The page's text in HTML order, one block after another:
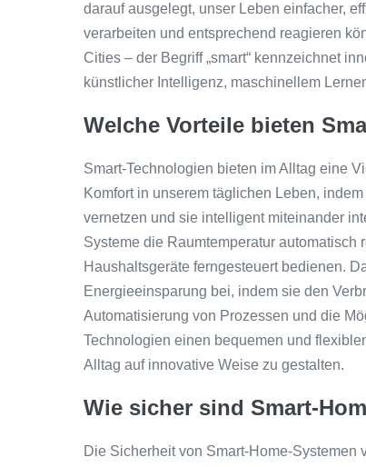
darauf ausgelegt, unser Leben einfacher,
verarbeiten und entsprechend reagieren
Cities – der Begriff „smart“ kennzeichnet
künstlicher Intelligenz, maschinellem
Welche Vorteile bieten
Smart-Technologien bieten im Alltag eine
Komfort in unserem täglichen Leben,
vernetzen und sie intelligent miteinander
Systeme die Raumtemperatur
Haushaltsgeräte ferngesteuert bedienen.
Energieeinsparung bei, indem sie den
Automatisierung von Prozessen und die
Technologien einen bequemen und
Alltag auf innovative Weise zu gestalten.
Wie sicher sind Smart-
Die Sicherheit von Smart-Home-